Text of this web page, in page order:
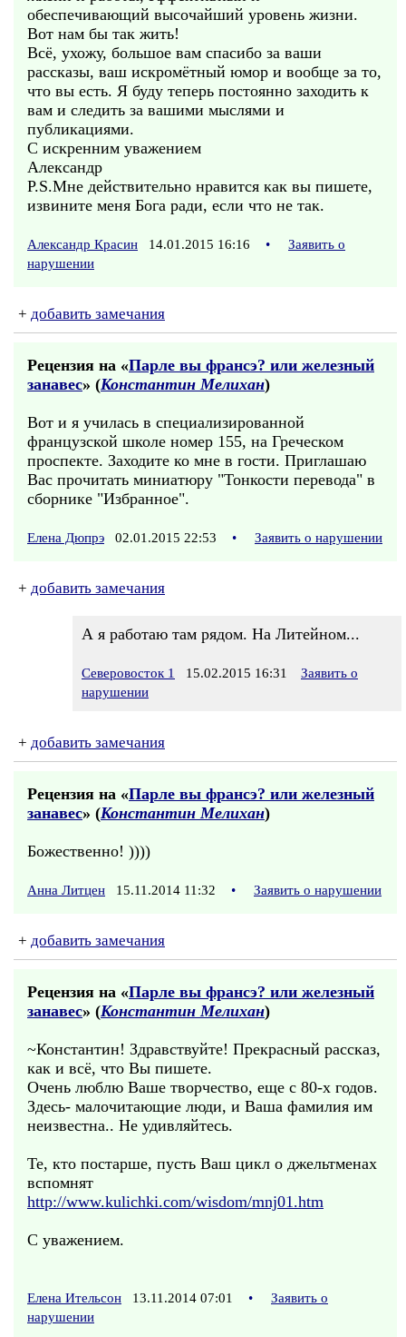
обеспечивающий высочайший уровень жизни.
Вот нам бы так жить!
Всё, ухожу, большое вам спасибо за ваши
рассказы, ваш искромётный юмор и вообще за то,
что вы есть. Я буду теперь постоянно заходить к
вам и следить за вашими мыслями и
публикациями.
С искренним уважением
Александр
P.S.Мне действительно нравится как вы пишете,
извините меня Бога ради, если что не так.
Александр Красин 14.01.2015 16:16 •
Заявить о
нарушении
+ добавить замечания
Рецензия на «Парле вы франсэ? или железный
занавес» (Константин Мелихан)
Вот и я училась в специализированной
французской школе номер 155, на Греческом
проспекте. Заходите ко мне в гости. Приглашаю
Вас прочитать миниатюру "Тонкости перевода" в
сборнике "Избранное".
Елена Дюпрэ 02.01.2015 22:53 • Заявить о нарушении
+ добавить замечания
А я работаю там рядом. На Литейном...
Северовосток 1 15.02.2015 16:31
Заявить о
нарушении
+ добавить замечания
Рецензия на «Парле вы франсэ? или железный
занавес» (Константин Мелихан)
Божественно! ))))
Анна Литцен 15.11.2014 11:32 • Заявить о нарушении
+ добавить замечания
Рецензия на «Парле вы франсэ? или железный
занавес» (Константин Мелихан)
~Константин! Здравствуйте! Прекрасный рассказ,
как и всё, что Вы пишете.
Очень люблю Ваше творчество, еще с 80-х годов.
Здесь- малочитающие люди, и Ваша фамилия им
неизвестна.. Не удивляйтесь.
Те, кто постарше, пусть Ваш цикл о джельтменах
вспомнят
http://www.kulichki.com/wisdom/mnj01.htm
С уважением.
Елена Ительсон 13.11.2014 07:01 •
Заявить о
нарушении